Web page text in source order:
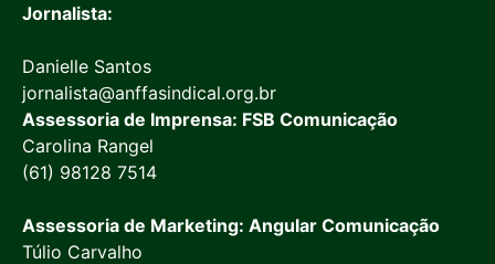
Jornalista:
Danielle Santos
jornalista@anffasindical.org.br
Assessoria de Imprensa: FSB Comunicação
Carolina Rangel
(61) 98128 7514
Assessoria de Marketing: Angular Comunicação
Túlio Carvalho